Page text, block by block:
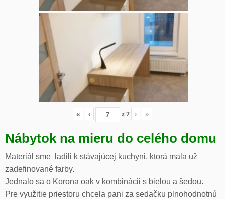
« ‹ z7 › »
Nábytok na mieru do celého domu
Materiál sme ladili k stávajúcej kuchyni, ktorá mala už
zadefinované farby.
Jednalo sa o Korona oak v kombinácii s bielou a šedou.
Pre využitie priestoru chcela pani za sedačku plnohodnotnú